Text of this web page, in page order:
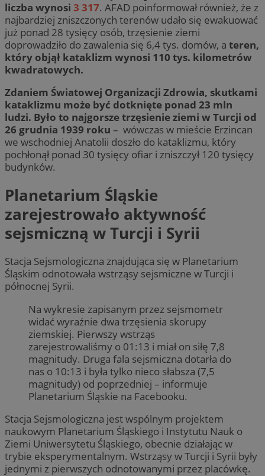
liczba wynosi 3 317. AFAD poinformował również, że z
najbardziej zniszczonych terenów udało się ewakuować
już ponad 28 tysięcy osób, trzęsienie ziemi
doprowadziło do zawalenia się 6,4 tys. domów, a teren,
który objął kataklizm wynosi 110 tys. kilometrów
kwadratowych.
Zdaniem Światowej Organizacji Zdrowia, skutkami
kataklizmu może być dotknięte ponad 23 mln
ludzi. Było to najgorsze trzęsienie ziemi w Turcji od
26 grudnia 1939 roku – wówczas w mieście Erzincan
we wschodniej Anatolii doszło do kataklizmu, który
pochłonął ponad 30 tysięcy ofiar i zniszczył 120 tysięcy
budynków.
Planetarium Śląskie
zarejestrowało aktywność
sejsmiczną w Turcji i Syrii
Stacja Sejsmologiczna znajdująca się w Planetarium
Śląskim odnotowała wstrząsy sejsmiczne w Turcji i
północnej Syrii.
Na wykresie zapisanym przez sejsmometr
widać wyraźnie dwa trzęsienia skorupy
ziemskiej. Pierwszy wstrząs
zarejestrowaliśmy o 01:13 i miał on siłę 7,8
magnitudy. Druga fala sejsmiczna dotarła do
nas o 10:13 i była tylko nieco słabsza (7,5
magnitudy) od poprzedniej – informuje
Planetarium Śląskie na Facebooku.
Stacja Sejsmologiczna jest wspólnym projektem
naukowym Planetarium Śląskiego i Instytutu Nauk o
Ziemi Uniwersytetu Śląskiego, obecnie działając w
trybie eksperymentalnym. Wstrząsy w Turcji i Syrii były
jednymi z pierwszych odnotowanymi przez placówkę.